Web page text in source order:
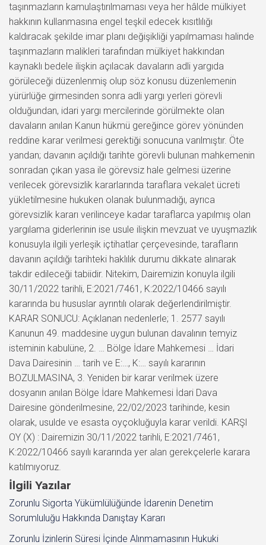
taşınmazların kamulaştırılmaması veya her hâlde mülkiyet
hakkının kullanmasına engel teşkil edecek kısıtlılığı
kaldıracak şekilde imar planı değişikliği yapılmaması halinde
taşınmazların malikleri tarafından mülkiyet hakkından
kaynaklı bedele ilişkin açılacak davaların adli yargıda
görüleceği düzenlenmiş olup söz konusu düzenlemenin
yürürlüğe girmesinden sonra adli yargı yerleri görevli
olduğundan, idari yargı mercilerinde görülmekte olan
davaların anılan Kanun hükmü gereğince görev yönünden
reddine karar verilmesi gerektiği sonucuna varılmıştır. Öte
yandan; davanın açıldığı tarihte görevli bulunan mahkemenin
sonradan çıkan yasa ile görevsiz hale gelmesi üzerine
verilecek görevsizlik kararlarında taraflara vekalet ücreti
yükletilmesine hukuken olanak bulunmadığı, ayrıca
görevsizlik kararı verilinceye kadar taraflarca yapılmış olan
yargılama giderlerinin ise usule ilişkin mevzuat ve uyuşmazlık
konusuyla ilgili yerleşik içtihatlar çerçevesinde, tarafların
davanın açıldığı tarihteki haklılık durumu dikkate alınarak
takdir edileceği tabiidir. Nitekim, Dairemizin konuyla ilgili
30/11/2022 tarihli, E:2021/7461, K:2022/10466 sayılı
kararında bu hususlar ayrıntılı olarak değerlendirilmiştir.
KARAR SONUCU: Açıklanan nedenlerle; 1. 2577 sayılı
Kanunun 49. maddesine uygun bulunan davalının temyiz
isteminin kabulüne, 2. … Bölge İdare Mahkemesi … İdari
Dava Dairesinin … tarih ve E:…, K:… sayılı kararının
BOZULMASINA, 3. Yeniden bir karar verilmek üzere
dosyanın anılan Bölge İdare Mahkemesi İdari Dava
Dairesine gönderilmesine, 22/02/2023 tarihinde, kesin
olarak, usulde ve esasta oyçokluğuyla karar verildi. KARŞI
OY (X) : Dairemizin 30/11/2022 tarihli, E:2021/7461,
K:2022/10466 sayılı kararında yer alan gerekçelerle karara
katılmıyoruz.
İlgili Yazılar
Zorunlu Sigorta Yükümlülüğünde İdarenin Denetim
Sorumluluğu Hakkında Danıştay Kararı
Zorunlu İzinlerin Süresi İçinde Alınmamasının Hukuki